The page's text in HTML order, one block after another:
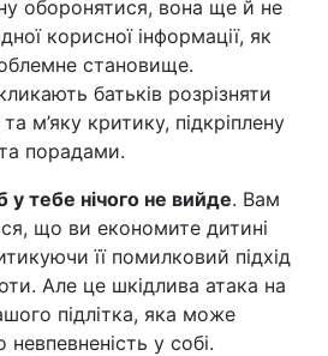
оборонятися, вона ще й не
корисної інформації, як
становище.
батьків розрізняти
м’яку критику, підкріплену
порадами.
у тебе нічого не вийде. Вам
що ви економите дитині
її помилковий підхід
Але це шкідлива атака на
підлітка, яка може
у собі.